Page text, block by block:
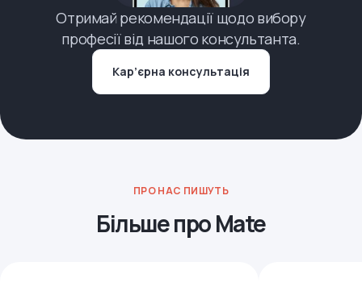
Отримай рекомендації щодо вибору
професії від нашого консультанта.
Кар’єрна консультація
ПРО НАС ПИШУТЬ
Більше про Mate